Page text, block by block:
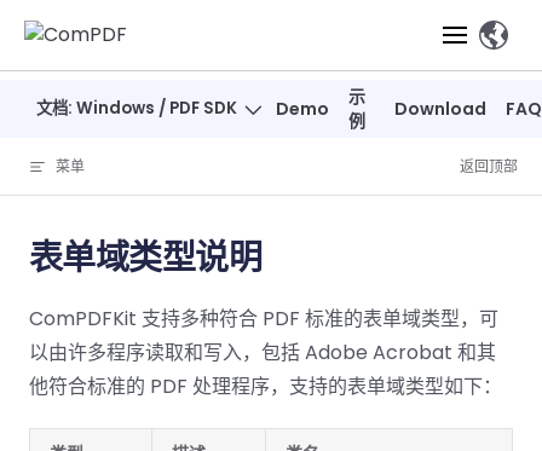
Skip to content
产品
ComPDF
SDK
验
Web
Web
桌面端
Windows
ComPDF
体验
Open
ComPDF
概览
智能全
必备功能
PDF
查看
器
高级功能
文档生
成
转
换
智能全文
析
解决方案
智能文档处理
概览
行业
解决
方案
教
育
Web 应用
在线工具
开发者
文档: Windows / PDF SDK Demo
示
例
Download FAQ
、
菜单 返回顶部
表单域类型说明
ComPDFKit 支持多种符合 PDF 标准的表单域类型，可
以由许多程序读取和写入，包括 Adobe Acrobat 和其
他符合标准的 PDF 处理程序，支持的表单域类型如下：